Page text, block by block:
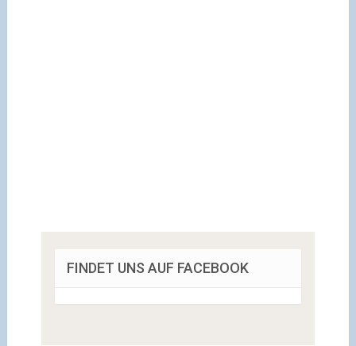
FINDET UNS AUF FACEBOOK